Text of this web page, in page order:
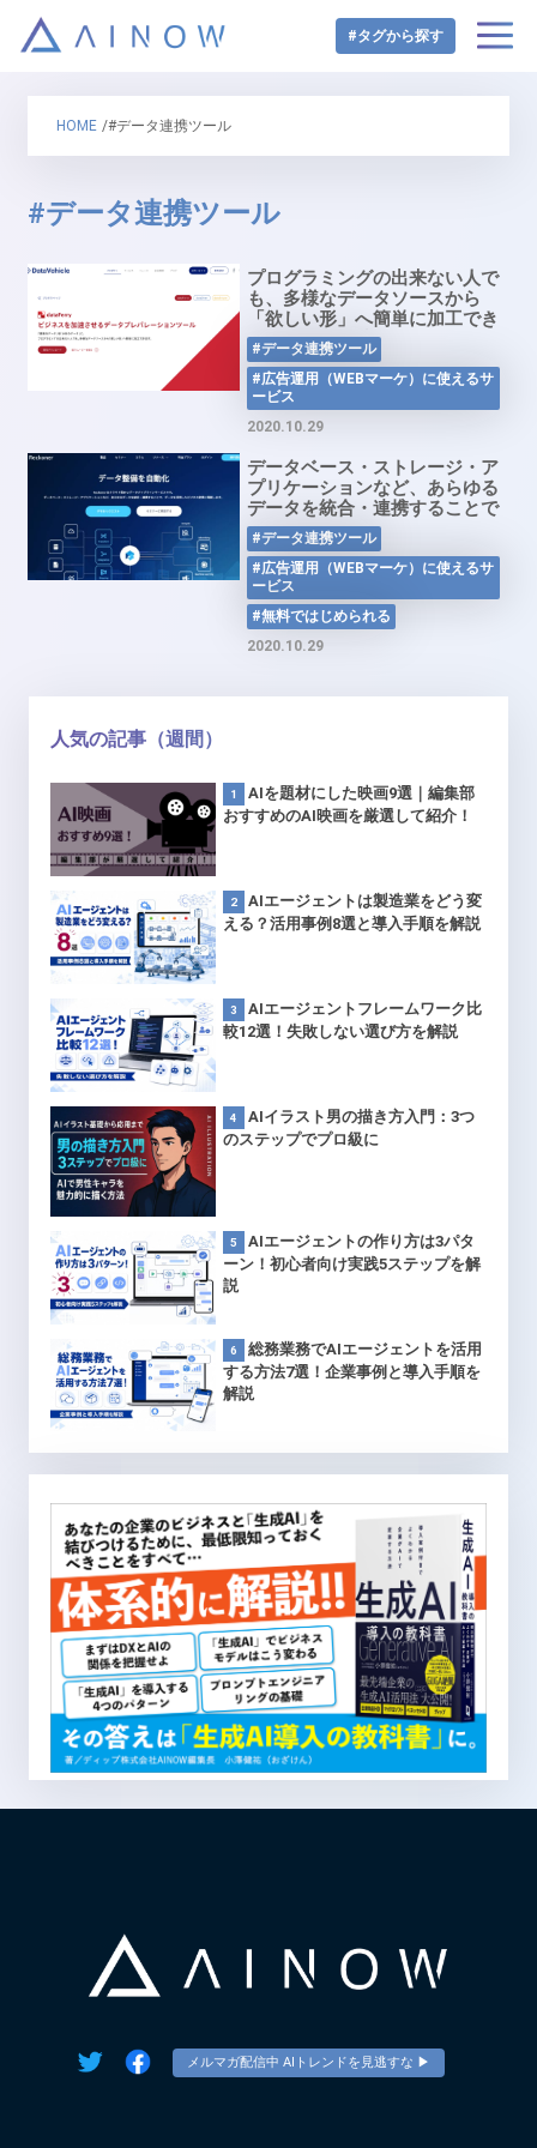
#タグから探す
HOME /#データ連携ツール
#データ連携ツール
プログラミングの出来ない人で
も、多様なデータソースから
「欲しい形」へ簡単に加工でき
る！データ連携ツール
「dataFerry」
#データ連携ツール
#広告運用（WEBマーケ）に使えるサ
ービス
2020.10.29
データベース・ストレージ・ア
プリケーションなど、あらゆる
データを統合・連携することで
エンジニアの工数を大幅に削
減！データパイプラインサービ
ス「Reckoner」
#データ連携ツール
#広告運用（WEBマーケ）に使えるサ
ービス
#無料ではじめられる
2020.10.29
人気の記事（週間）
AIを題材にした映画9選｜編集部
おすすめのAI映画を厳選して紹介！
AIエージェントは製造業をどう変
える？活用事例8選と導入手順を解説
AIエージェントフレームワーク比
較12選！失敗しない選び方を解説
AIイラスト男の描き方入門：3つ
のステップでプロ級に
AIエージェントの作り方は3パタ
ーン！初心者向け実践5ステップを解
説
総務業務でAIエージェントを活用
する方法7選！企業事例と導入手順を
解説
メルマガ配信中 AIトレンドを見逃すな ▶︎